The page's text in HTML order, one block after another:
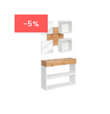
-5%